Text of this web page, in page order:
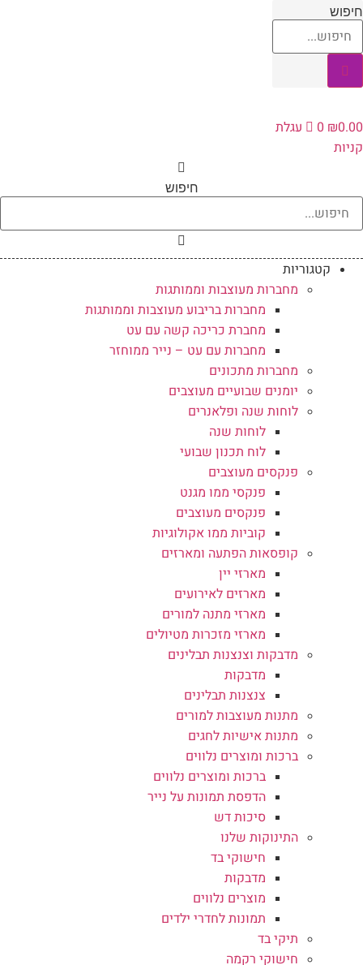
₪
0
עגלת
חיפוש
קטגוריות
מחברות מעוצבות וממותגות
מחברות בריבוע מעוצבות וממותגות
מחברת כריכה קשה עם עט
מחברות עם עט – נייר ממוחזר
מחברות מתכונים
יומנים שבועיים מעוצבים
לוחות שנה ופלאנרים
לוחות שנה
לוח תכנון שבועי
פנקסים מעוצבים
פנקסי ממו מגנט
פנקסים מעוצבים
קוביות ממו אקולוגיות
קופסאות הפתעה ומארזים
מארזי יין
מארזים לאירועים
מארזי מתנה למורים
מארזי מזכרות מטיולים
מדבקות וצנצנות תבלינים
מדבקות
צנצנות תבלינים
מתנות מעוצבות למורים
מתנות אישיות לחגים
ברכות ומוצרים נלווים
ברכות ומוצרים נלווים
הדפסת תמונות על נייר
סיכות דש
התינוקות שלנו
חישוקי בד
מדבקות
מוצרים נלווים
תמונות לחדרי ילדים
תיקי בד
חישוקי רקמה